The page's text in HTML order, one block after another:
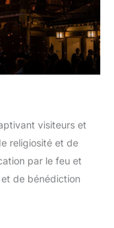
visiteurs et
religiosité et de
par le feu et
et de bénédiction